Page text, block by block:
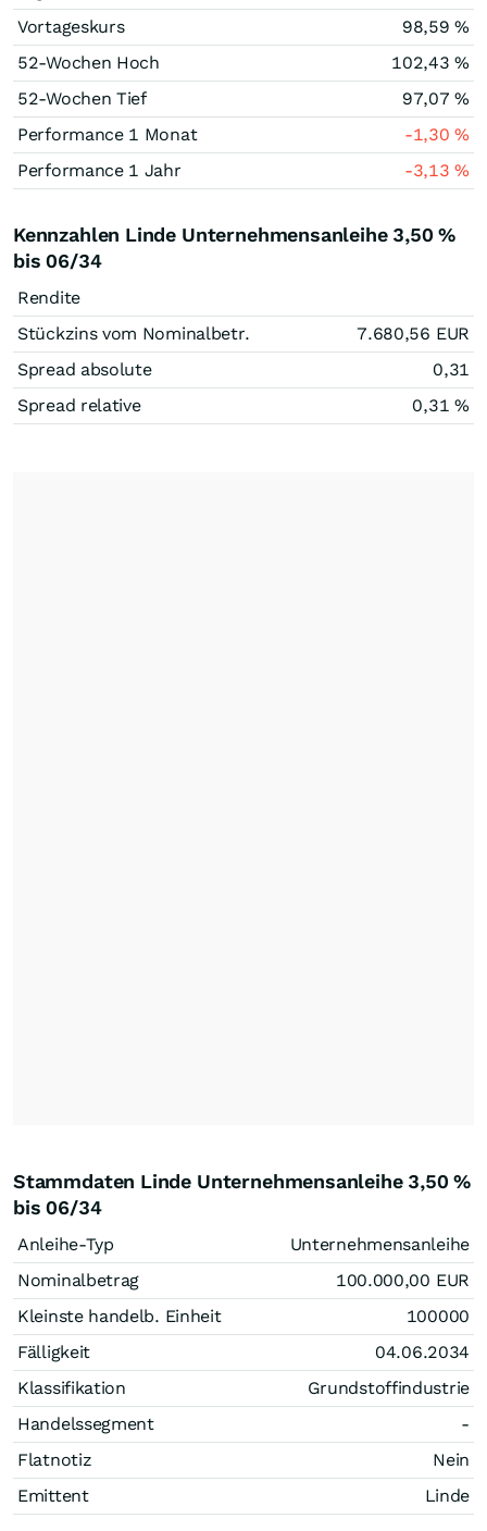
Vortageskurs
98,59%
52-Wochen Hoch
102,43%
52-Wochen Tief
97,07%
Performance 1 Monat
-1,30%
Performance 1 Jahr
-3,13%
Kennzahlen Linde Unternehmensanleihe 3,50 %
bis 06/34
Rendite
Stückzins vom Nominalbetr.
7.680,56 EUR
Spread absolute
0,31
Spread relative
0,31 %
Stammdaten Linde Unternehmensanleihe 3,50 %
bis 06/34
Anleihe-Typ
Unternehmensanleihe
Nominalbetrag
100.000,00 EUR
Kleinste handelb. Einheit
100000
Fälligkeit
04.06.2034
Klassifikation
Grundstoffindustrie
Handelssegment
-
Flatnotiz
Nein
Emittent
Linde